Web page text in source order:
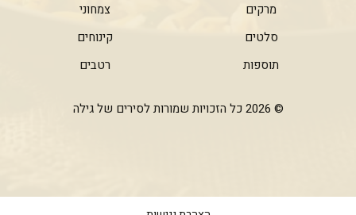
מרקים
סלטים
תוספות
צמחוני
קינוחים
רטבים
© 2026 כל הזכויות שמורות לסירים של גילה